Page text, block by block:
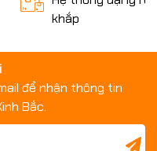
khắp
để nhận thông tin
Bắc.